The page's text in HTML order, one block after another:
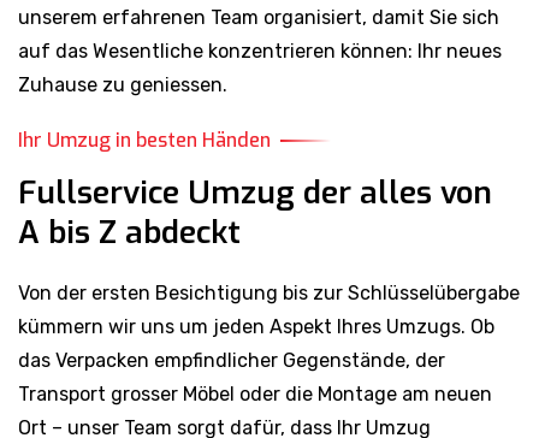
unserem erfahrenen Team organisiert, damit Sie sich
auf das Wesentliche konzentrieren können: Ihr neues
Zuhause zu geniessen.
Ihr Umzug in besten Händen
Fullservice Umzug der alles von
A bis Z abdeckt
Von der ersten Besichtigung bis zur Schlüsselübergabe
kümmern wir uns um jeden Aspekt Ihres Umzugs. Ob
das Verpacken empfindlicher Gegenstände, der
Transport grosser Möbel oder die Montage am neuen
Ort – unser Team sorgt dafür, dass Ihr Umzug